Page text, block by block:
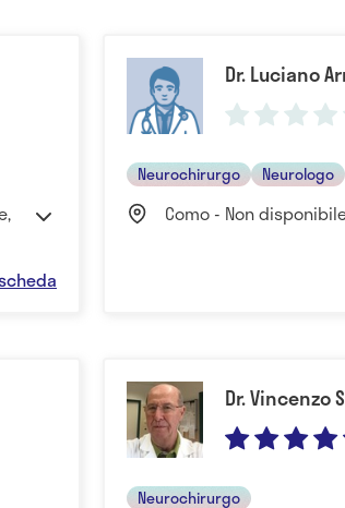
Dr. Luciano
Neurochirurgo Neurologo
Como - Non
Dr. Vincenzo
Neurochirurgo